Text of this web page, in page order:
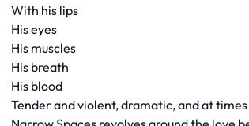
With his lips
His eyes
His muscles
His breath
His blood
Tender and violent, dramatic, and at